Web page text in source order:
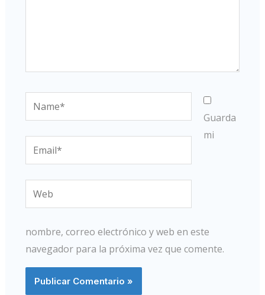
Name*
Email*
Web
Guarda
mi
nombre, correo electrónico y web en este
navegador para la próxima vez que comente.